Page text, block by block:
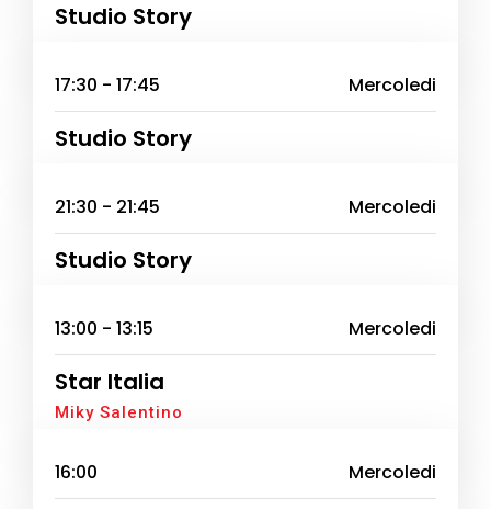
Studio Story
17:30 - 17:45 Mercoledi
Studio Story
21:30 - 21:45 Mercoledi
Studio Story
13:00 - 13:15 Mercoledi
Star Italia
Miky Salentino
16:00 Mercoledi